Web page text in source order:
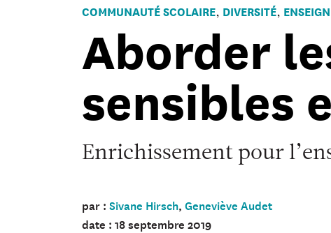
COMMUNAUTÉ SCOLAIRE, DIVERSITÉ,
Aborder
sensibles
Enrichissement pour
par :Sivane Hirsch,Geneviève Audet
date : 18 septembre 2019